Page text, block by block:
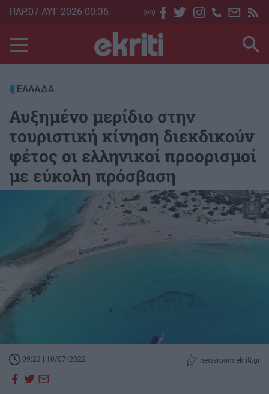
Skip
main
content
ΠΑΡ.07 ΑΥΓ 2026 00:36
ΕΛΛΑΔΑ
Αυξημένο μερίδιο στην
τουριστική κίνηση διεκδικούν
φέτος οι ελληνικοί προορισμοί
με εύκολη πρόσβαση
09:23 | 10/07/2022 newsroom ekriti.gr